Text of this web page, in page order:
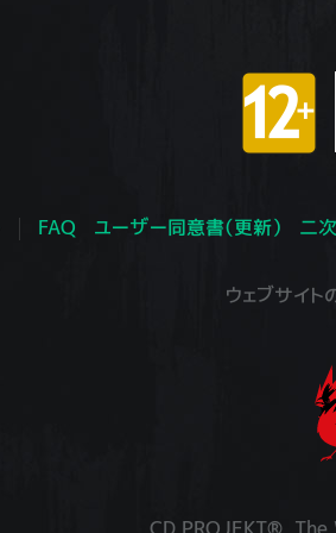
FAQ ユーザー同意書（更新） 二
ウェブサイ